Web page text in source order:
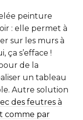
peinture
: elle permet à
sur les murs à
ça s’efface !
de la
un tableau
Autre solution
des feutres à
comme par